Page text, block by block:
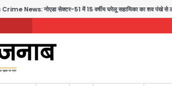
सेक्टर-51 में 15 वर्षीय घरेलू सहायिका का शव पंखे से लटका मिला